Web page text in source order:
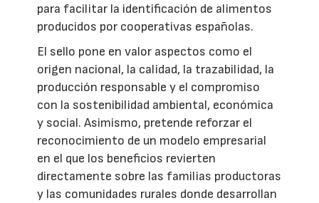
para facilitar la identificación de alimentos
producidos por cooperativas españolas.
El sello pone en valor aspectos como el
origen nacional, la calidad, la trazabilidad, la
producción responsable y el compromiso
con la sostenibilidad ambiental, económica
y social. Asimismo, pretende reforzar el
reconocimiento de un modelo empresarial
en el que los beneficios revierten
directamente sobre las familias productoras
y las comunidades rurales donde desarrollan